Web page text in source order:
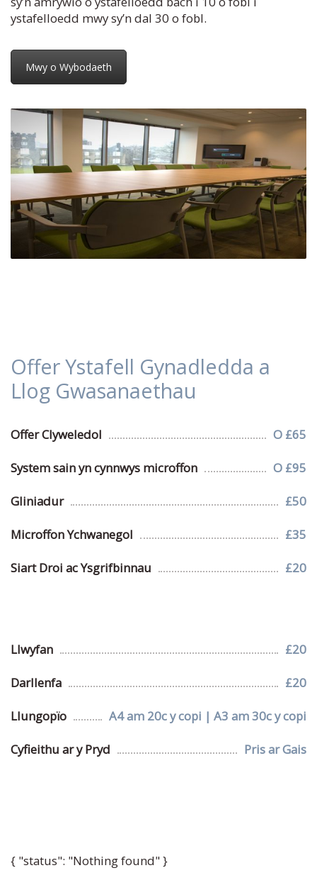
ystafelloedd mwy sy’n dal 30 o fobl.
Mwy o Wybodaeth
Offer Ystafell Gynadledda a
Llog Gwasanaethau
Offer Clyweledol O £65
System sain yn cynnwys microffon O £95
Gliniadur £50
Microffon Ychwanegol £35
Siart Droi ac Ysgrifbinnau £20
Llwyfan £20
Darllenfa £20
Llungopïo A4 am 20c y copi | A3 am 30c y copi
Cyfieithu ar y Pryd Pris ar Gais
{ "status": "Nothing found" }